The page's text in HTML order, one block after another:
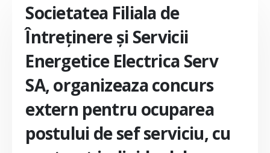
Societatea Filiala de
Întreţinere şi Servicii
Energetice Electrica Serv
SA, organizeaza concurs
extern pentru ocuparea
postului de sef serviciu, cu